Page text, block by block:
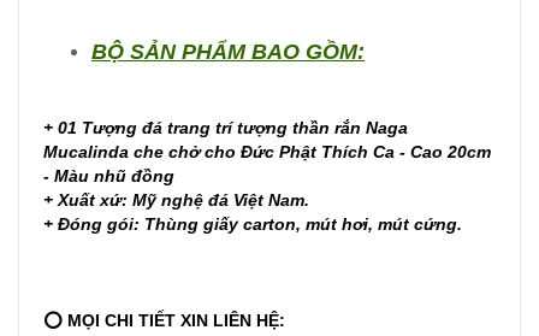
BỘ SẢN PHẨM BAO GỒM:
+ 01 Tượng đá trang trí tượng thần rắn Naga
Mucalinda che chở cho Đức Phật Thích Ca - Cao 20cm
- Màu nhũ đồng
+ Xuất xứ: Mỹ nghệ đá Việt Nam.
+ Đóng gói: Thùng giấy carton, mút hơi, mút cứng.
⭕ MỌI CHI TIẾT XIN LIÊN HỆ: